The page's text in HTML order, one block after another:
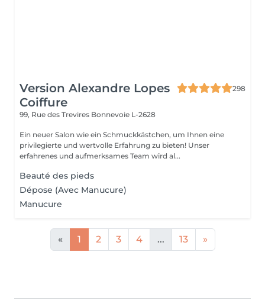
Version Alexandre Lopes
Coiffure
298
99, Rue des Trevires Bonnevoie L-2628
Ein neuer Salon wie ein Schmuckkästchen, um Ihnen eine
privilegierte und wertvolle Erfahrung zu bieten! Unser
erfahrenes und aufmerksames Team wird al...
Beauté des pieds
Dépose (Avec Manucure)
Manucure
« 1 2 3 4 ... 13 »